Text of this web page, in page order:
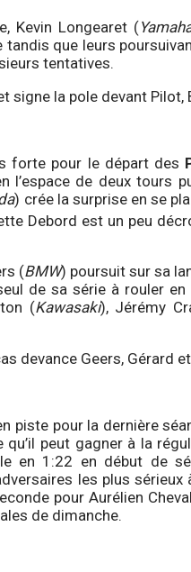
Kevin Longearet (
tandis que leurs
tentatives.
signe la pole devant Pilot,
forte pour le départ des
l’espace de deux tours
) crée la surprise en se
Debord est un peu
(BMW) poursuit sur sa
de sa série à rouler
(Kawasaki), Jérémy
devance Geers, Gérard
piste pour la dernière
peut gagner à la
en 1:22 en début de
les plus
pour Aurélien
de dimanche.